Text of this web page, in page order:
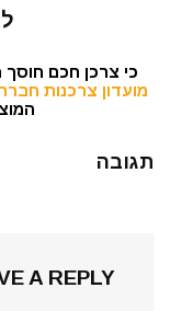
כי צרכן חכם
מועדון צרכנות
תגובה
A REPLY